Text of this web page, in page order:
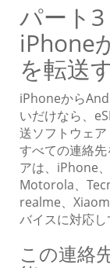
パート
iPhone
を転送
iPhoneから
いだけなら、
送ソフトウェア
すべての連絡
アは、iPhone
Motorola、
realme、
バイスに対応し
この連絡